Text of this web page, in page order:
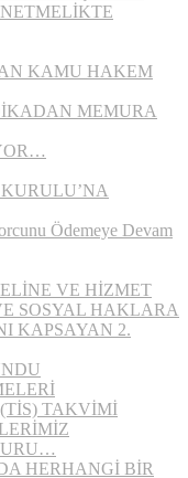
KAMU HAKEM
MEMURA
Ödemeye Devam
VE HİZMET
SOSYAL HAKLARA
KAPSAYAN 2.
TAKVİMİ
HERHANGİ BİR